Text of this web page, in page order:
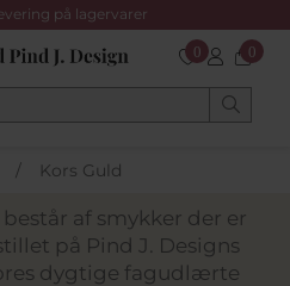
på lagervarer
0 0
/ Kors Guld
af smykker der er
på Pind J. Designs
dygtige fagudlærte